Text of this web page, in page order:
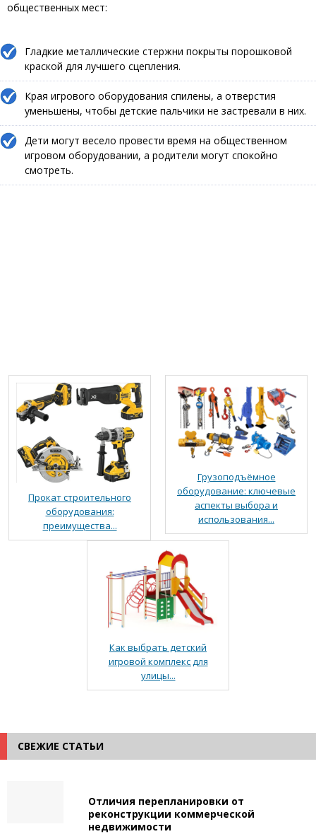
общественных мест:
Гладкие металлические стержни покрыты порошковой
краской для лучшего сцепления.
Края игрового оборудования спилены, а отверстия
уменьшены, чтобы детские пальчики не застревали в них.
Дети могут весело провести время на общественном
игровом оборудовании, а родители могут спокойно
смотреть.
Прокат строительного
оборудования:
преимущества...
Грузоподъёмное
оборудование: ключевые
аспекты выбора и
использования...
Как выбрать детский
игровой комплекс для
улицы...
СВЕЖИЕ СТАТЬИ
Отличия перепланировки от
реконструкции коммерческой
недвижимости